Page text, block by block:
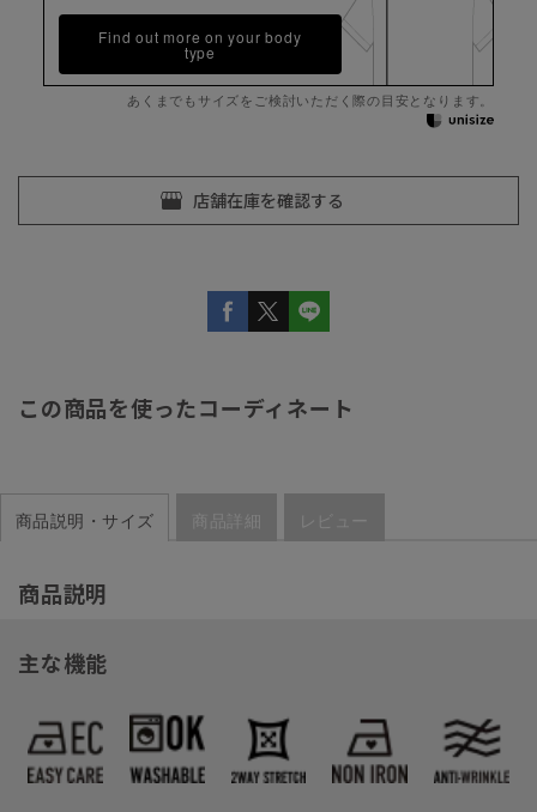
Find out more on your body
type
あくまでもサイズをご検討いただく際の目安となります。
この商品を使ったコーディネート
商品説明・サイズ 商品詳細 レビュー
商品説明
主な機能